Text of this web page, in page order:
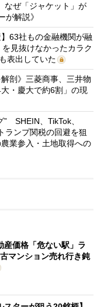
なぜ「ジャケット」が
が解説》
63社もの金融機関が融
見抜けなかったカラク
表出していた
剖》三菱商事、三井物
・慶大で約6割」の現
” SHEIN、TikTok、
ランプ関税の回避を狙
業参入・土地取得への
産価格「危ない駅」ラ
マンション売れ行き鈍